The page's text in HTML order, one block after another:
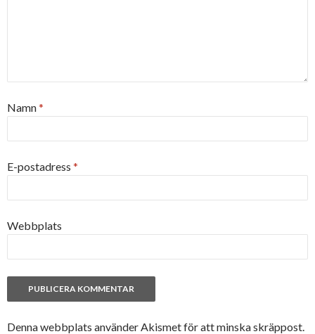
Namn*
E-postadress *
Webbplats
Denna webbplats använder Akismet för att minska skräppost.